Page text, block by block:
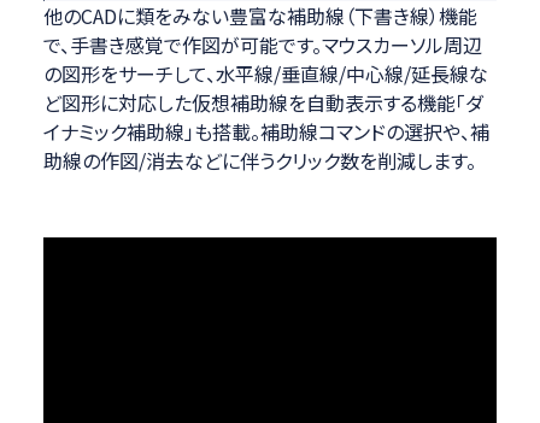
他のCADに類をみない豊富な補助線（下書き線）機能
で、手書き感覚で作図が可能です。マウスカーソル周辺
の図形をサーチして、水平線/垂直線/中心線/延長線な
ど図形に対応した仮想補助線を自動表示する機能「ダ
イナミック補助線」も搭載。補助線コマンドの選択や、補
助線の作図/消去などに伴うクリック数を削減します。